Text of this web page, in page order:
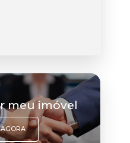
meu imóvel